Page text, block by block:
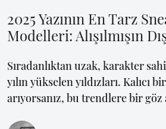
2025 Yazının En Tarz
Modelleri: Alışılmışın
Sıradanlıktan uzak, karakter
yılın yükselen yıldızları. Kalıcı
arıyorsanız, bu trendlere bir göz